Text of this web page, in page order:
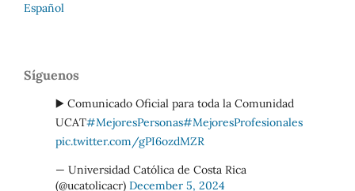
Español
Síguenos
▶️ Comunicado Oficial para toda la Comunidad
UCAT#MejoresPersonas#MejoresProfesionales
pic.twitter.com/gPI6ozdMZR
— Universidad Católica de Costa Rica
(@ucatolicacr) December 5, 2024